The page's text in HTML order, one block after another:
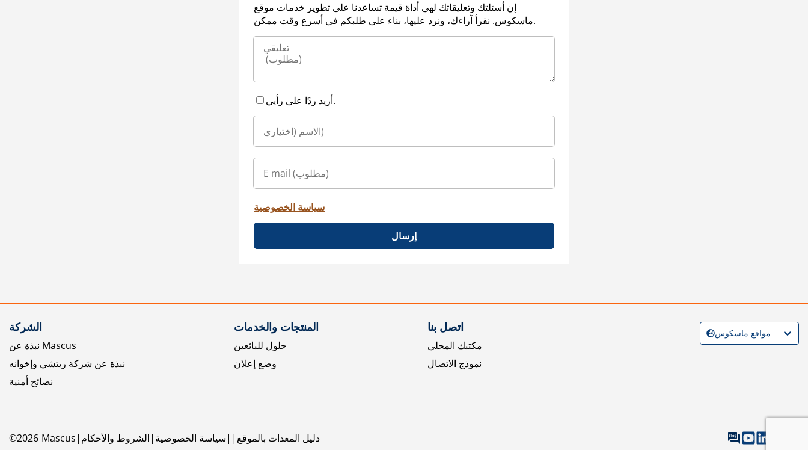
إن أسئلتك وتعليقاتك لهي أداة قيمة تساعدنا على تطوير خدمات موقع
ماسكوس. نقرأ آراءك، ونرد عليها، بناء على طلبكم في أسرع وقت ممكن.
أريد ردًا على رأيي.
سياسة الخصوصية
إرسال
الشركة
نبذة عن Mascus
نبذة عن شركة ريتشي وإخوانه
نصائح أمنية
المنتجات والخدمات
حلول للبائعين
وضع إعلان
اتصل بنا
مكتبك المحلي
نموذج الاتصال
©2026 Mascus الشروط والأحكام سياسة الخصوصية دليل المعدات بالموقع
مواقع ماسكوس